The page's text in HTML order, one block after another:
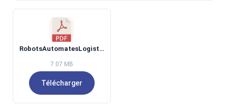
RobotsAutomatesLogistiqueDemain.pdf
7.07 MB
Télécharger